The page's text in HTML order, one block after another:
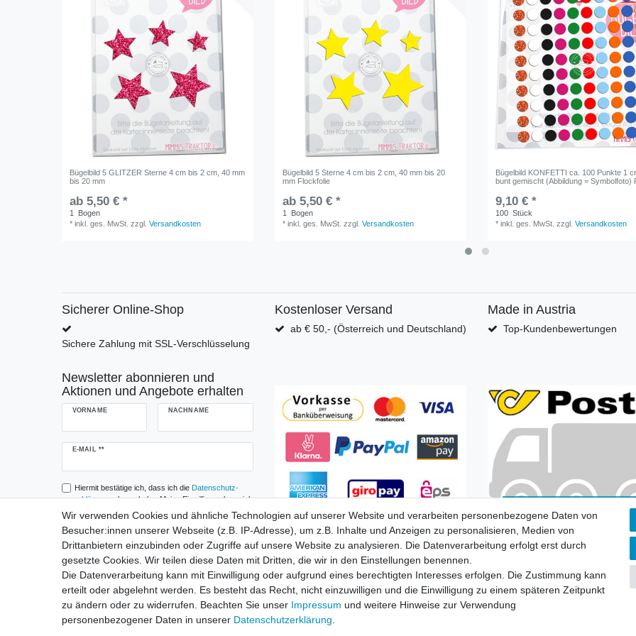
Bügelbild 5 GLITZER Sterne 4 cm bis 2 cm, 40 mm
bis 20 mm
ab 5,50 € *
1
Bogen
*inkl. ges. MwSt. zzgl.Versandkosten
Bügelbild 5 Sterne 4 cm bis 2 cm, 40 mm bis 20
mm Flockfolie
ab 5,50 € *
1
Bogen
*inkl. ges. MwSt. zzgl.Versandkosten
Bügelbild KONFETTI ca. 100 Punkte 1
bunt gemischt (Abbildung = Symbolfoto)
9,10 € *
100 Stück
*inkl. ges. MwSt. zzgl.Versandkosten
Sicherer Online-Shop
Sichere Zahlung mit SSL-Verschlüsselung
Kostenloser Versand
ab € 50,- (Österreich und Deutschland)
Made in Austria
Top-Kundenbewertungen
Newsletter abonnieren und
Aktionen und Angebote erhalten
VORNAME NACHNAME
E-MAIL **
Newsletter
Hiermit bestätige ich, dass ich die Daten­schutz­
erklärunggelesen habe. Meine Einwilligung kann ich
jederzeit widerrufen.**
Abonnieren
Zahlungsarten Versandkosten
Widerrufsrecht|Widerrufsformular|Impressum|Datenschutzerklärung
Wir verwenden Cookies und ähnliche Technologien auf unserer Website und verarbeiten personenbezogene Daten von
Besucher:innen unserer Webseite (z.B. IP-Adresse), um z.B. Inhalte und Anzeigen zu personalisieren, Medien von
Drittanbietern einzubinden oder Zugriffe auf unsere Website zu analysieren. Die Datenverarbeitung erfolgt erst durch
gesetzte Cookies. Wir teilen diese Daten mit Dritten, die wir in den Einstellungen benennen.
Die Datenverarbeitung kann mit Einwilligung oder aufgrund eines berechtigten Interesses erfolgen. Die Zustimmung kann
erteilt oder abgelehnt werden. Es besteht das Recht, nicht einzuwilligen und die Einwilligung zu einem späteren Zeitpunkt
zu ändern oder zu widerrufen. Beachten Sie unser Impressum und weitere Hinweise zur Verwendung
personenbezogener Daten in unserer Daten­schutz­erklärung